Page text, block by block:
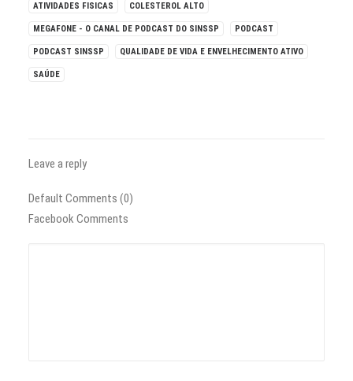
ATIVIDADES FISICAS COLESTEROL ALTO
MEGAFONE - O CANAL DE PODCAST DO SINSSP PODCAST
PODCAST SINSSP QUALIDADE DE VIDA E ENVELHECIMENTO ATIVO
SAÚDE
Leave a reply
Default Comments (0)
Facebook Comments